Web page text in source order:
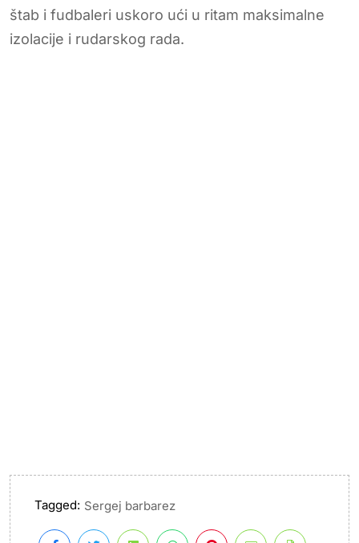
štab i fudbaleri uskoro ući u ritam maksimalne
izolacije i rudarskog rada.
Tagged: Sergej barbarez